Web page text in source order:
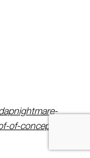
of-concept-